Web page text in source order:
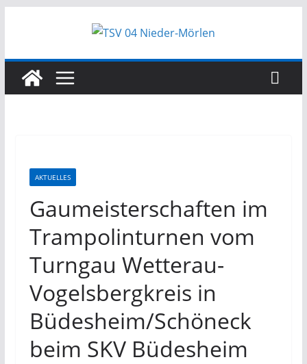
AKTUELLES
Gaumeisterschaften im
Trampolinturnen vom
Turngau Wetterau-
Vogelsbergkreis in
Büdesheim/Schöneck
beim SKV Büdesheim